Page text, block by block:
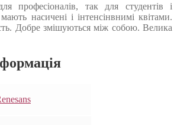
професіоналів, так для студентів і
насичені і інтенсінвнимі квітами.
Добре змішуються між собою. Велика